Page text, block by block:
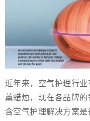
近年来，空气护理行
薰蜡烛，现在各品牌
含空气护理解决方案